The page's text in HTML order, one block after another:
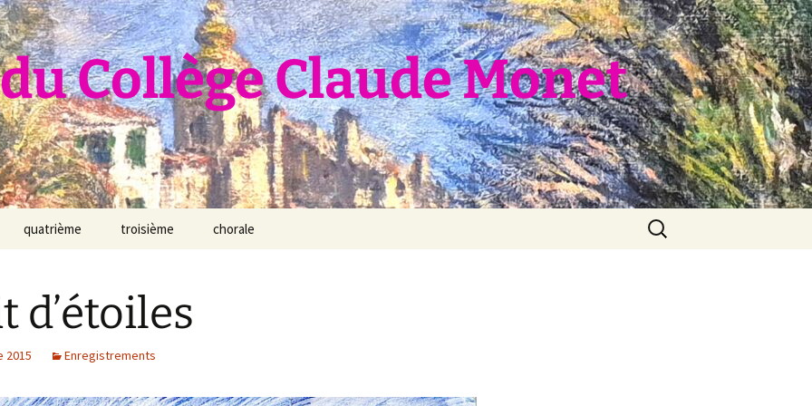
Collège Claude Monet
quatrième troisième chorale
Rechercher :
d’étoiles
2015 Enregistrements